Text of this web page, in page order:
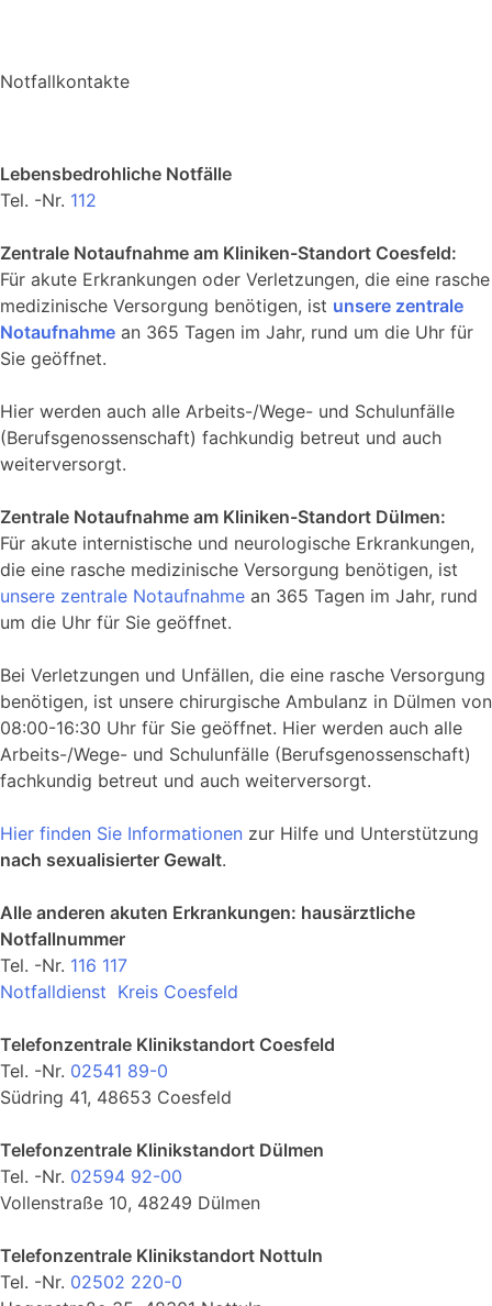
Notfallkontakte
Lebensbedrohliche Notfälle
Tel. -Nr. 112
Zentrale Notaufnahme am Kliniken-Standort Coesfeld:
Für akute Erkrankungen oder Verletzungen, die eine rasche
medizinische Versorgung benötigen, ist unsere zentrale
Notaufnahme an 365 Tagen im Jahr, rund um die Uhr für
Sie geöffnet.
Hier werden auch alle Arbeits-/Wege- und Schulunfälle
(Berufsgenossenschaft) fachkundig betreut und auch
weiterversorgt.
Zentrale Notaufnahme am Kliniken-Standort Dülmen:
Für akute internistische und neurologische Erkrankungen,
die eine rasche medizinische Versorgung benötigen, ist
unsere zentrale Notaufnahme an 365 Tagen im Jahr, rund
um die Uhr für Sie geöffnet.
Bei Verletzungen und Unfällen, die eine rasche Versorgung
benötigen, ist unsere chirurgische Ambulanz in Dülmen von
08:00-16:30 Uhr für Sie geöffnet. Hier werden auch alle
Arbeits-/Wege- und Schulunfälle (Berufsgenossenschaft)
fachkundig betreut und auch weiterversorgt.
Hier finden Sie Informationen zur Hilfe und Unterstützung
nach sexualisierter Gewalt.
Alle anderen akuten Erkrankungen: hausärztliche
Notfallnummer
Tel. -Nr. 116 117
Notfalldienst Kreis Coesfeld
Telefonzentrale Klinikstandort Coesfeld
Tel. -Nr. 02541 89-0
Südring 41, 48653 Coesfeld
Telefonzentrale Klinikstandort Dülmen
Tel. -Nr. 02594 92-00
Vollenstraße 10, 48249 Dülmen
Telefonzentrale Klinikstandort Nottuln
Tel. -Nr. 02502 220-0